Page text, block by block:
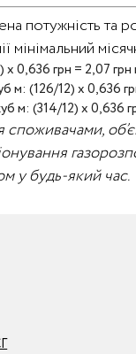
потужність та
мінімальний
0,636 грн = 2,07
м: (126/12) х 0,636
м: (314/12) х 0,636
споживачами,
у будь-який час.